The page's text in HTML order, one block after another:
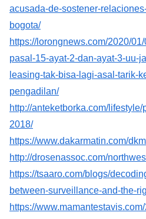
acusada-de-sostener-
bogota/
https://lorongnews.com/2020/
pasal-15-ayat-2-dan-ayat-3-uu-
leasing-tak-bisa-lagi-asal-tarik-
pengadilan/
http://anteketborka.com/
2018/
https://www.dakarmatin.com/
http://drosenassoc.com/
https://tsaaro.com/blogs/
between-surveillance-and-the-
https://